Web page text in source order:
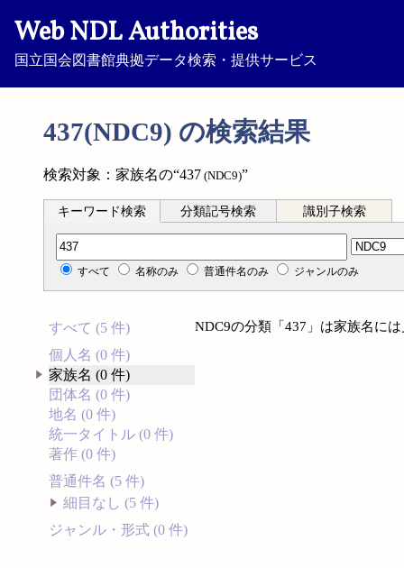
Web NDL Authorities
国立国会図書館典拠データ検索・提供サービス
437(NDC9) の検索結果
検索対象：家族名の“437 (NDC9)”
キーワード検索 分類記号検索 識別子検索
分類記号検索
すべて 名称のみ 普通件名のみ ジャンルのみ
すべて (5 件)
個人名 (0 件)
家族名 (0 件)
団体名 (0 件)
地名 (0 件)
統一タイトル (0 件)
著作 (0 件)
普通件名 (5 件)
細目なし (5 件)
ジャンル・形式 (0 件)
NDC9の分類「437」は家族名に